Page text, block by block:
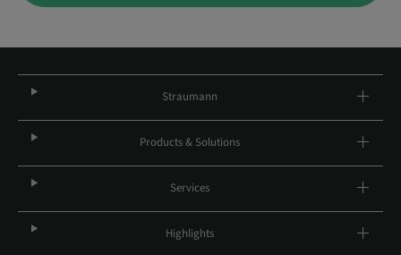
Straumann
Products & Solutions
Services
Highlights